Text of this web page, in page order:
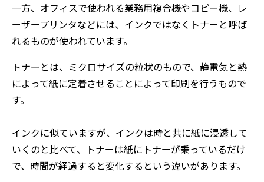
一方、オフィスで使われる業務用複合機やコピー機、レ
ーザープリンタなどには、インクではなくトナーと呼ば
れるものが使われています。
トナーとは、ミクロサイズの粒状のもので、静電気と熱
によって紙に定着させることによって印刷を行うもので
す。
インクに似ていますが、インクは時と共に紙に浸透して
いくのと比べて、トナーは紙にトナーが乗っているだけ
で、時間が経過すると変化するという違いがあります。